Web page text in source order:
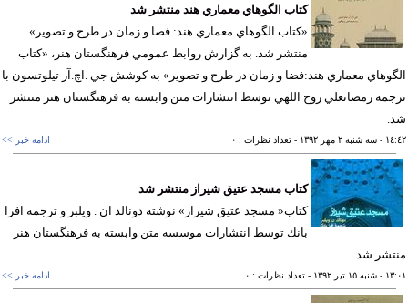
كتاب الگوهاي معماري هند منتشر شد
«كتاب الگوهاي معماري هند: فضا و زمان در طرح و تصوير»
منتشر شد. به گزارش روابط عمومي فرهنگستان هنر، «كتاب
معماري هند:فضا و زمان در طرح و تصوير» به كوشش جي .اچ.آر تيلوتسون با
رمضانعلي روح اللهي توسط انتشارات متن وابسته به فرهنگستان هنر منتشر
- سه شنبه ٢ مهر ١٣٩٢ - تعداد نظرات : ٠ ادامه خبر >>
كتاب مسجد عتيق شيراز منتشر شد
كتاب« مسجد عتيق شيراز» نوشته دونالد ان . ويلبر و ترجمه افرا
بانك توسط انتشارات موسسه متن وابسته به فرهنگستان هنر
شد.
- شنبه ١٥ تير ١٣٩٢ - تعداد نظرات : ٠ ادامه خبر >>